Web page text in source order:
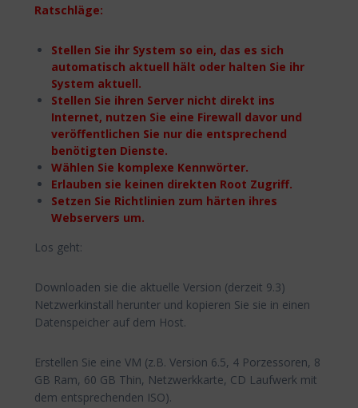
Ratschläge:
Stellen Sie ihr System so ein, das es sich
automatisch aktuell hält oder halten Sie ihr
System aktuell.
Stellen Sie ihren Server nicht direkt ins
Internet, nutzen Sie eine Firewall davor und
veröffentlichen Sie nur die entsprechend
benötigten Dienste.
Wählen Sie komplexe Kennwörter.
Erlauben sie keinen direkten Root Zugriff.
Setzen Sie Richtlinien zum härten ihres
Webservers um.
Los geht:
Downloaden sie die aktuelle Version (derzeit 9.3)
Netzwerkinstall herunter und kopieren Sie sie in einen
Datenspeicher auf dem Host.
Erstellen Sie eine VM (z.B. Version 6.5, 4 Porzessoren, 8
GB Ram, 60 GB Thin, Netzwerkkarte, CD Laufwerk mit
dem entsprechenden ISO).